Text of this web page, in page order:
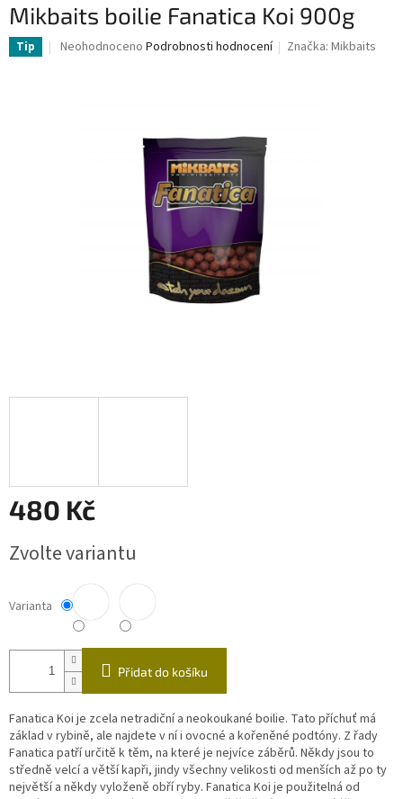
Mikbaits boilie Fanatica Koi 900g
Tip
Průměrné
Neohodnoceno Podrobnosti hodnocení Značka:Mikbaits
480 Kč
cena:
Zvolte variantu
Varianta
Přidat do košíku
Fanatica Koi je zcela netradiční a neokoukané boilie. Tato příchuť má
základ v rybině, ale najdete v ní i ovocné a kořeněné podtóny. Z řady
Fanatica patří určitě k těm, na které je nejvíce záběrů. Někdy jsou to
středně velcí a větší kapři, jindy všechny velikosti od menších až po ty
největší a někdy vyloženě obří ryby. Fanatica Koi je použitelná od